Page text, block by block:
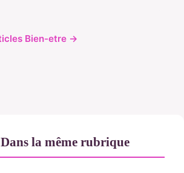
Bien-etre →
la même rubrique